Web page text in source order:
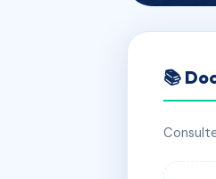
16
📍 16 r
📚